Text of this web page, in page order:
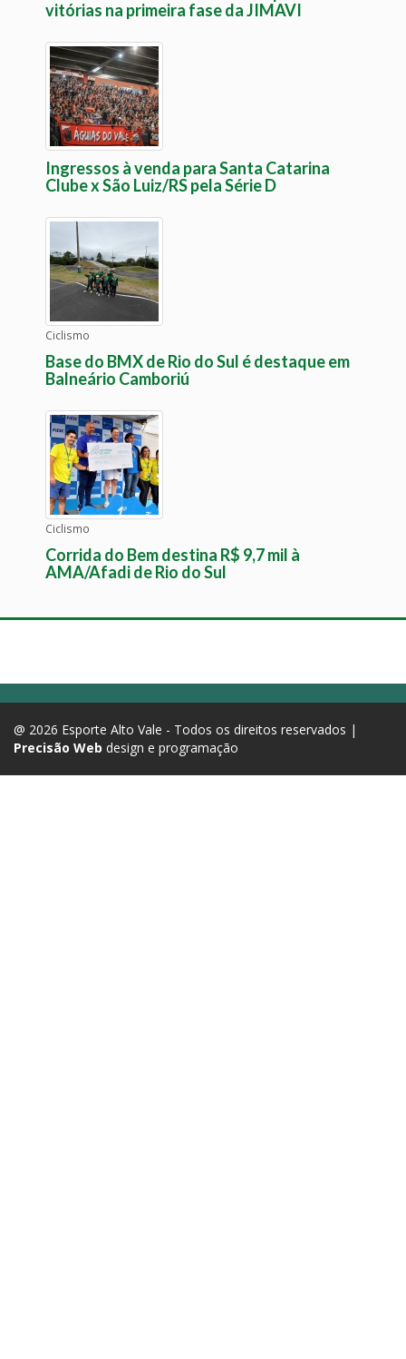
vitórias na primeira fase da JIMAVI
Ingressos à venda para Santa Catarina
Clube x São Luiz/RS pela Série D
Ciclismo
Base do BMX de Rio do Sul é destaque em
Balneário Camboriú
Ciclismo
Corrida do Bem destina R$ 9,7 mil à
AMA/Afadi de Rio do Sul
@ 2026 Esporte Alto Vale - Todos os direitos reservados |
Precisão Web design e programação